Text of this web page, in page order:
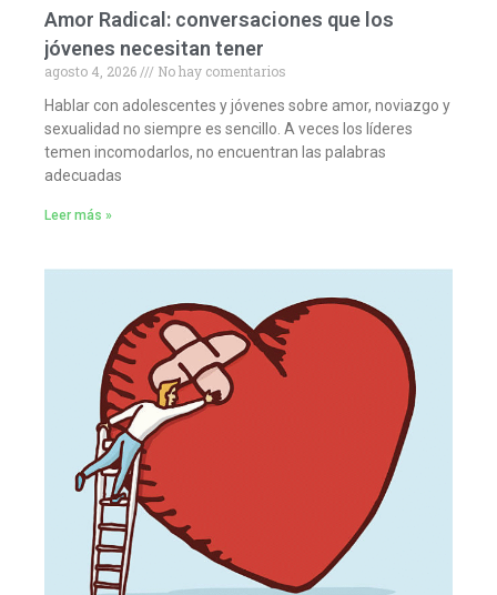
Amor Radical: conversaciones que los
jóvenes necesitan tener
agosto 4, 2026
No hay comentarios
Hablar con adolescentes y jóvenes sobre amor, noviazgo y
sexualidad no siempre es sencillo. A veces los líderes
temen incomodarlos, no encuentran las palabras
adecuadas
Leer más »